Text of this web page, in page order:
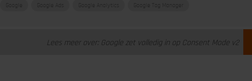
Lees meer over: Google zet volledig in op Consent Mode v2